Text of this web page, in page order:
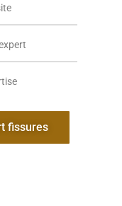
fissures